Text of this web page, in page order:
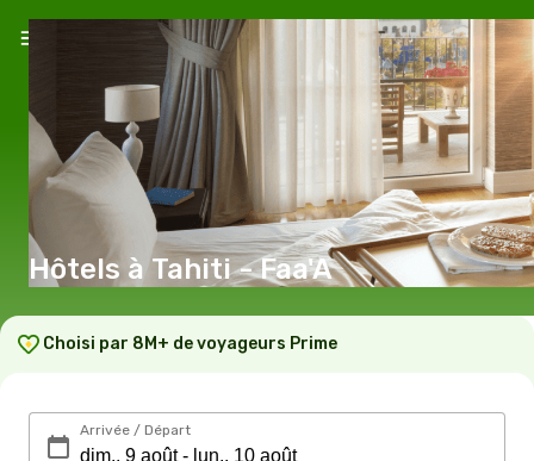
Hôtels à Tahiti - Faa'A
Choisi par 8M+ de voyageurs Prime
Arrivée / Départ